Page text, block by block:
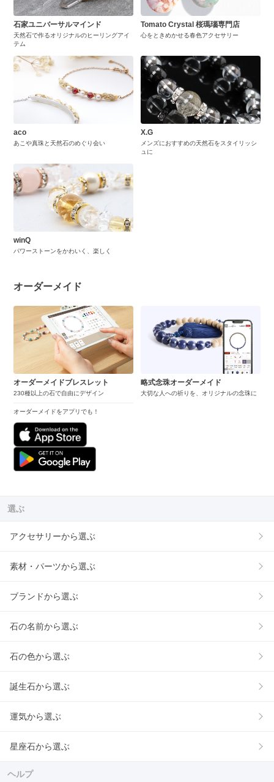
石家ユニバーサルマインド
天然石で作るオリジナルのヒーリングアイ
テム
Tomato Crystal 桜瑪瑙専門店
心をときめかせる春色アクセサリー
aco
あこや真珠と天然石のめぐり会い
X.G
メンズにおすすめの天然石をスタイリッシ
ュに
winQ
パワーストーンをかわいく、楽しく
オーダーメイド
オーダーメイドブレスレット
230種以上の石で自由にデザイン
オーダーメイドをアプリでも！
略式念珠オーダーメイド
大切な人への祈りを、オリジナルの念珠に
選ぶ
アクセサリーから選ぶ
素材・パーツから選ぶ
ブランドから選ぶ
石の名前から選ぶ
石の色から選ぶ
誕生石から選ぶ
運気から選ぶ
星座石から選ぶ
ヘルプ